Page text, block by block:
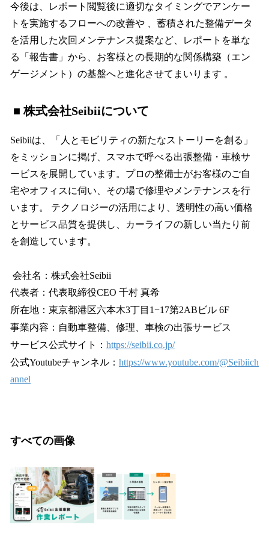
今後は、レポート閲覧後に適切なタイミングでアンケー
トを実施するフローへの改善や 、蓄積された整備データ
を活用した次回メンテナンス提案など、レポートを単な
る「報告書」から、お客様との長期的な関係構築（エン
ゲージメント）の基盤へと進化させてまいります 。
■ 株式会社Seibiiについて
Seibiiは、「人とモビリティの新たなストーリーを創る」
をミッションに掲げ、スマホで呼べる出張整備・車検サ
ービスを展開しています。プロの整備士がお客様のご自
宅やオフィスに伺い、その場で修理やメンテナンスを行
います。 テクノロジーの活用により、透明性の高い価格
とサービス品質を提供し、カーライフの新しい当たり前
を創造しています。
会社名：株式会社Seibii
代表者：代表取締役CEO 千村 真希
所在地：東京都港区六本木3丁目1−17第2ABビル 6F
事業内容：自動車整備、修理、車検の出張サービス
サービス公式サイト： https://seibii.co.jp/
公式Youtubeチャンネル： https://www.youtube.com/@Seibiich
annel
すべての画像